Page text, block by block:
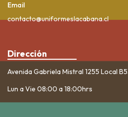
Email
contacto@uniformeslacabana.cl
Dirección
Avenida Gabriela Mistral 1255 Local
Lun a Vie 08:00 a 18:00hrs